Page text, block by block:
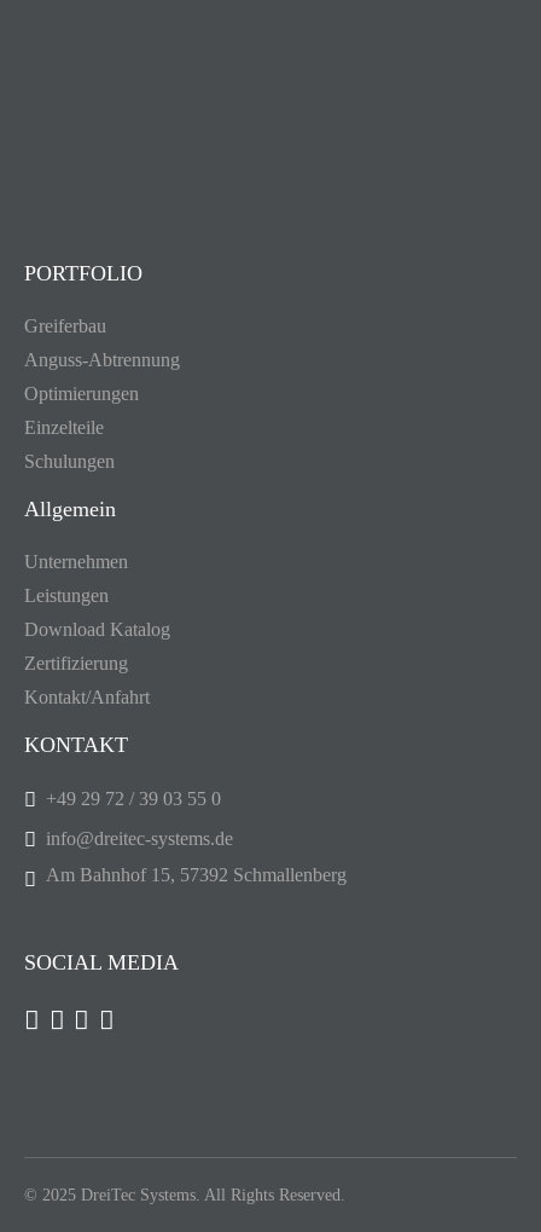
PORTFOLIO
Greiferbau
Anguss-Abtrennung
Optimierungen
Einzelteile
Schulungen
Allgemein
Unternehmen
Leistungen
Download Katalog
Zertifizierung
Kontakt/Anfahrt
KONTAKT
+49 29 72 / 39 03 55 0
info@dreitec-systems.de
Am Bahnhof 15, 57392 Schmallenberg
SOCIAL MEDIA
© 2025 DreiTec Systems. All Rights Reserved.